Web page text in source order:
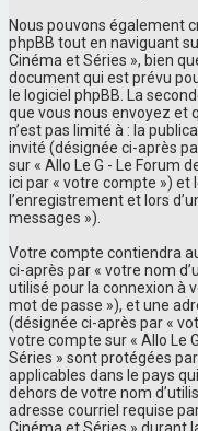
Nous pouvons également
phpBB tout en naviguant
Cinéma et Séries », bien
document qui est prévu
le logiciel phpBB. La
que vous nous envoyez et
n’est pas limité à : la
invité (désignée ci-après
sur « Allo Le G - Le Forum
ici par « votre compte ») et
l’enregistrement et lors
messages »).
Votre compte contiendra
ci-après par « votre nom
utilisé pour la connexion à
mot de passe »), et une
(désignée ci-après par «
votre compte sur « Allo Le
Séries » sont protégées
applicables dans le pays
dehors de votre nom
adresse courriel requise